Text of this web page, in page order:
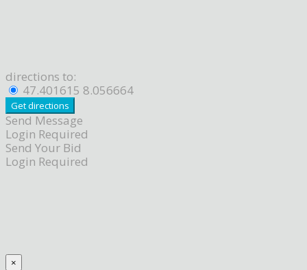
directions to:
47.401615 8.056664
Send Message
Login Required
Send Your Bid
Login Required
×